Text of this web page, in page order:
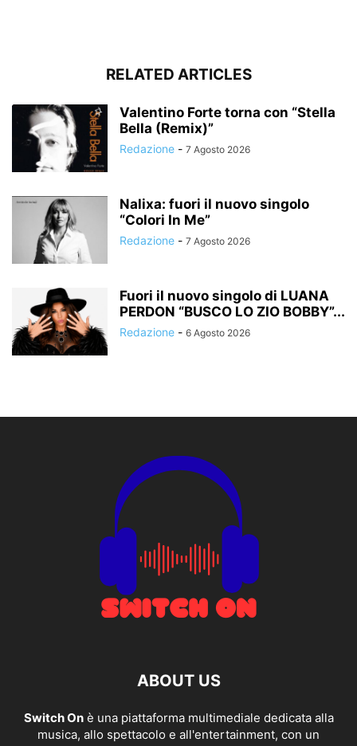
RELATED ARTICLES
Valentino Forte torna con “Stella
Bella (Remix)”
Redazione - 7 Agosto 2026
Nalixa: fuori il nuovo singolo
“Colori In Me”
Redazione - 7 Agosto 2026
Fuori il nuovo singolo di LUANA
PERDON “BUSCO LO ZIO BOBBY”...
Redazione - 6 Agosto 2026
ABOUT US
Switch Onè una piattaforma multimediale dedicata alla
musica, allo spettacolo e all'entertainment, con un